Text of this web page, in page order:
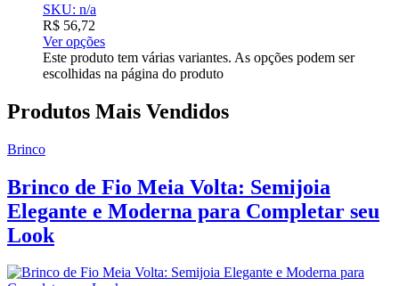
SKU: n/a
R$ 56,72
Ver opções
Este produto tem várias variantes. As opções podem ser
escolhidas na página do produto
Produtos Mais Vendidos
Brinco
Brinco de Fio Meia Volta: Semijoia
Elegante e Moderna para Completar seu
Look